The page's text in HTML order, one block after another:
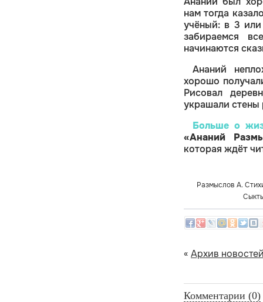
нам тогда
учёный: в 3 или
забираемся
начинаются
Ананий
хорошо
Рисовал
украшали стены
Больше о
«Ананий
которая ждёт
Размыслов А.
« Архив
Комментарии (0)